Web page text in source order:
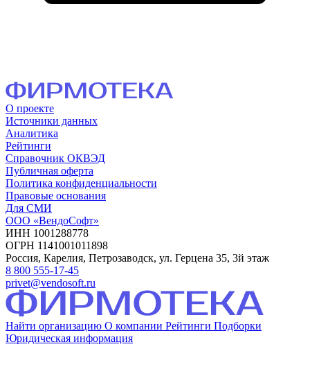
О проекте
Источники данных
Аналитика
Рейтинги
Справочник ОКВЭД
Публичная оферта
Политика конфиденциальности
Правовые основания
Для СМИ
ООО «ВендоСофт»
ИНН 1001288778
ОГРН 1141001011898
Россия, Карелия, Петрозаводск, ул. Герцена 35, 3й этаж
8 800 555-17-45
privet@vendosoft.ru
Найти организацию О компании Рейтинги Подборки
Юридическая информация